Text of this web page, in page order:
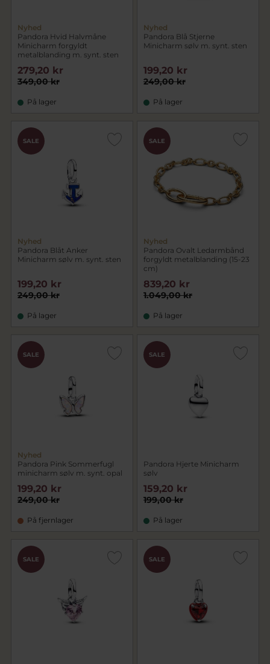
Nyhed
Pandora Hvid Halvmåne
Minicharm forgyldt
metalblanding m. synt. sten
349,00 kr
279,20 kr
På lager
Nyhed
Pandora Blå Stjerne
Minicharm sølv m. synt. sten
249,00 kr
199,20 kr
På lager
SALE
Nyhed
Pandora Blåt Anker
Minicharm sølv m. synt. sten
249,00 kr
199,20 kr
På lager
SALE
Nyhed
Pandora Ovalt Ledarmbånd
forgyldt metalblanding (15-23
cm)
1.049,00 kr
839,20 kr
På lager
SALE
Nyhed
Pandora Pink Sommerfugl
minicharm sølv m. synt. opal
249,00 kr
199,20 kr
På fjernlager
SALE
Pandora Hjerte Minicharm
sølv
199,00 kr
159,20 kr
På lager
SALE SALE